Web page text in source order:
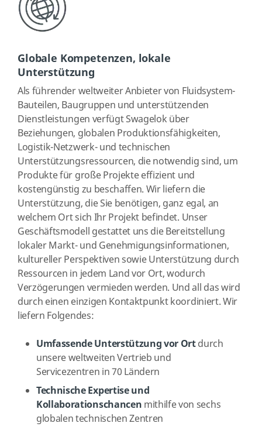
Globale Kompetenzen, lokale
Unterstützung
Als führender weltweiter Anbieter von Fluidsystem-
Bauteilen, Baugruppen und unterstützenden
Dienstleistungen verfügt Swagelok über
Beziehungen, globalen Produktionsfähigkeiten,
Logistik-Netzwerk- und technischen
Unterstützungsressourcen, die notwendig sind, um
Produkte für große Projekte effizient und
kostengünstig zu beschaffen. Wir liefern die
Unterstützung, die Sie benötigen, ganz egal, an
welchem Ort sich Ihr Projekt befindet. Unser
Geschäftsmodell gestattet uns die Bereitstellung
lokaler Markt- und Genehmigungsinformationen,
kultureller Perspektiven sowie Unterstützung durch
Ressourcen in jedem Land vor Ort, wodurch
Verzögerungen vermieden werden. Und all das wird
durch einen einzigen Kontaktpunkt koordiniert. Wir
liefern Folgendes:
Umfassende Unterstützung vor Ortdurch
unsere weltweiten Vertrieb und
Servicezentren in 70 Ländern
Technische Expertise und
Kollaborationschancen mithilfe von sechs
globalen technischen Zentren